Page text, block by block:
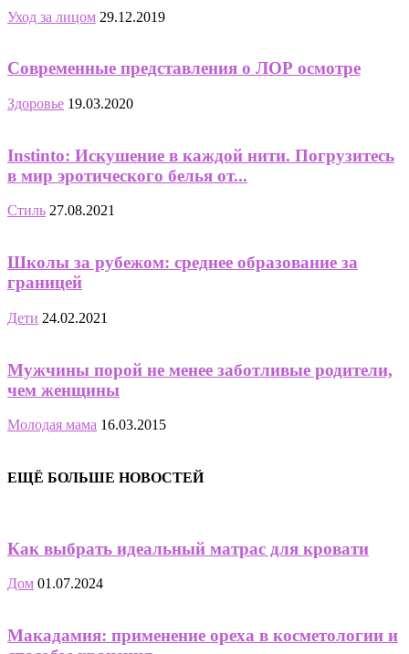
Уход за лицом 29.12.2019
Современные представления о ЛОР осмотре
Здоровье 19.03.2020
Instinto: Искушение в каждой нити. Погрузитесь
в мир эротического белья от...
Стиль 27.08.2021
Школы за рубежом: среднее образование за
границей
Дети 24.02.2021
Мужчины порой не менее заботливые родители,
чем женщины
Молодая мама 16.03.2015
ЕЩЁ БОЛЬШЕ НОВОСТЕЙ
Как выбрать идеальный матрас для кровати
Дом 01.07.2024
Макадамия: применение ореха в косметологии и